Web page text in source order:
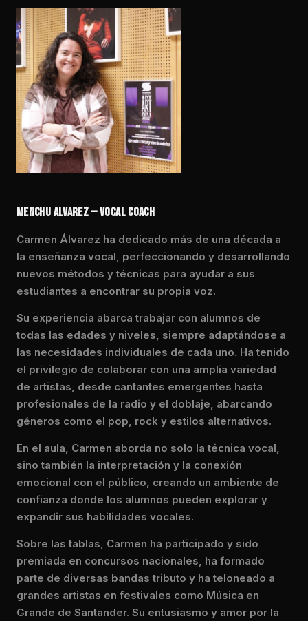
MENCHU ALVAREZ — VOCAL COACH
Carmen Álvarez ha dedicado más de una década a
la enseñanza vocal, perfeccionando y desarrollando
nuevos métodos y técnicas para ayudar a sus
estudiantes a encontrar su propia voz.
Su experiencia abarca trabajar con alumnos de
todas las edades y niveles, siempre adaptándose a
las necesidades individuales de cada uno. Ha tenido
el privilegio de colaborar con una amplia variedad
de artistas, desde cantantes emergentes hasta
profesionales de la radio y el doblaje, abarcando
géneros como el pop, rock y estilos alternativos.
En el aula, Carmen aborda no solo la técnica vocal,
sino también la interpretación y la conexión
emocional con el público, creando un ambiente de
confianza donde los alumnos pueden explorar y
expandir sus habilidades vocales.
Sobre las tablas, Carmen ha participado y sido
premiada en concursos nacionales, ha formado
parte de diversas bandas tributo y ha teloneado a
grandes artistas en festivales como Música en
Grande de Santander. Su entusiasmo y amor por la